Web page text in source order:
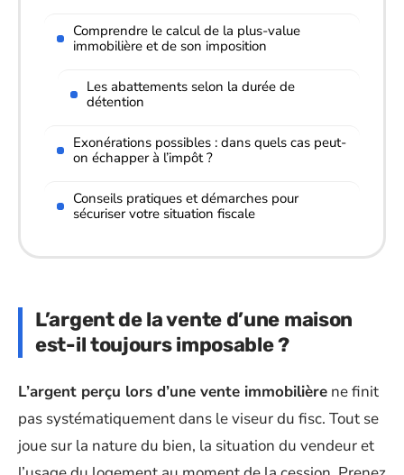
Comprendre le calcul de la plus-value
immobilière et de son imposition
Les abattements selon la durée de
détention
Exonérations possibles : dans quels cas peut-
on échapper à l’impôt ?
Conseils pratiques et démarches pour
sécuriser votre situation fiscale
L’argent de la vente d’une maison
est-il toujours imposable ?
L’argent perçu lors d’une vente immobilière ne finit
pas systématiquement dans le viseur du fisc. Tout se
joue sur la nature du bien, la situation du vendeur et